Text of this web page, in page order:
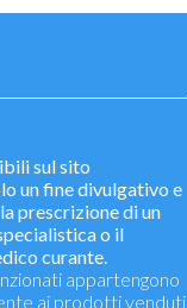
sul sito
un fine divulgativo e
prescrizione di un
o il
curante.
appartengono
ai prodotti venduti